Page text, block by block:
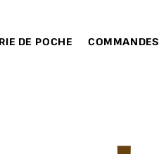
DE POCHE COMMANDES